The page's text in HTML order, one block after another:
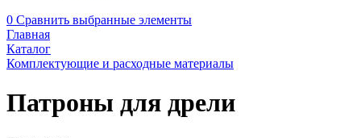
0 Сравнить выбранные элементы
Главная
Каталог
Комплектующие и расходные материалы
Патроны для дрели